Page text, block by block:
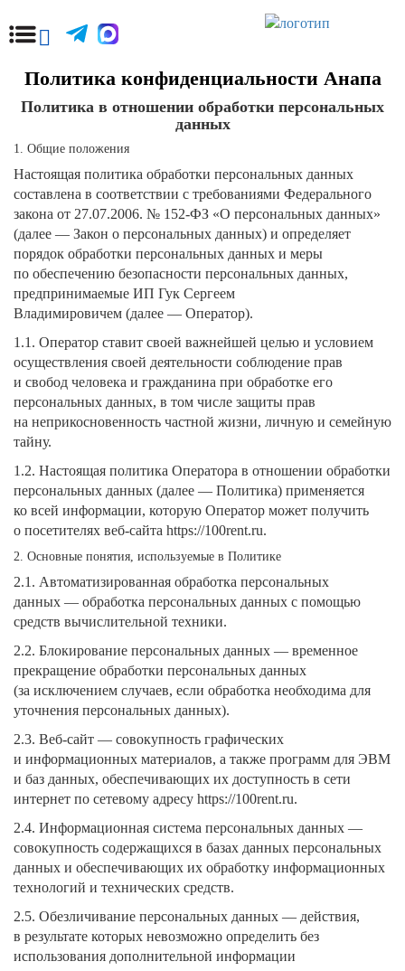
Политика конфиденциальности Анапа
Политика в отношении обработки персональных
данных
1. Общие положения
Настоящая политика обработки персональных данных
составлена в соответствии с требованиями Федерального
закона от 27.07.2006. № 152-ФЗ «О персональных данных»
(далее — Закон о персональных данных) и определяет
порядок обработки персональных данных и меры
по обеспечению безопасности персональных данных,
предпринимаемые ИП Гук Сергеем
Владимировичем (далее — Оператор).
1.1. Оператор ставит своей важнейшей целью и условием
осуществления своей деятельности соблюдение прав
и свобод человека и гражданина при обработке его
персональных данных, в том числе защиты прав
на неприкосновенность частной жизни, личную и семейную
тайну.
1.2. Настоящая политика Оператора в отношении обработки
персональных данных (далее — Политика) применяется
ко всей информации, которую Оператор может получить
о посетителях веб-сайта https://100rent.ru.
2. Основные понятия, используемые в Политике
2.1. Автоматизированная обработка персональных
данных — обработка персональных данных с помощью
средств вычислительной техники.
2.2. Блокирование персональных данных — временное
прекращение обработки персональных данных
(за исключением случаев, если обработка необходима для
уточнения персональных данных).
2.3. Веб-сайт — совокупность графических
и информационных материалов, а также программ для ЭВМ
и баз данных, обеспечивающих их доступность в сети
интернет по сетевому адресу https://100rent.ru.
2.4. Информационная система персональных данных —
совокупность содержащихся в базах данных персональных
данных и обеспечивающих их обработку информационных
технологий и технических средств.
2.5. Обезличивание персональных данных — действия,
в результате которых невозможно определить без
использования дополнительной информации